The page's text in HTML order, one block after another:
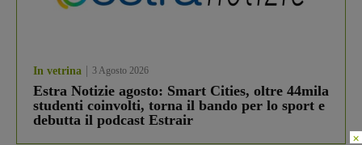
In vetrina 3 Agosto 2026
Estra Notizie agosto: Smart Cities, oltre 44mila
studenti coinvolti, torna il bando per lo sport e
debutta il podcast Estrair
×